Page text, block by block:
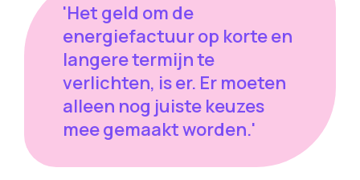
'Het geld om de
energiefactuur op korte en
langere termijn te
verlichten, is er. Er moeten
alleen nog juiste keuzes
mee gemaakt worden.'